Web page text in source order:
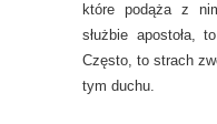
które podąża z
służbie apostoła,
Często, to strach
tym duchu.